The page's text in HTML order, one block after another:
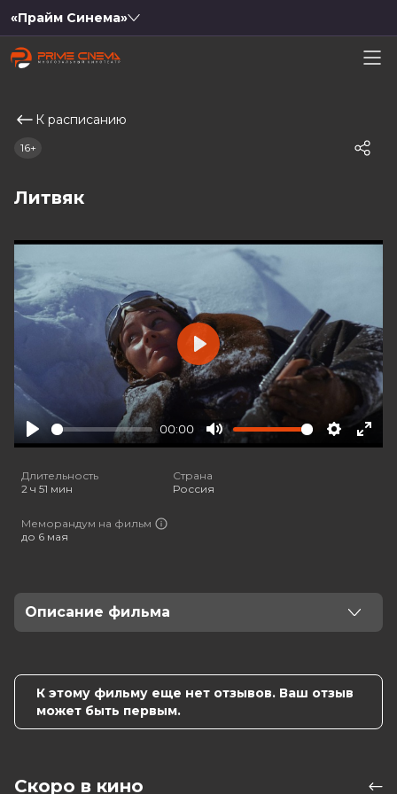
«Прайм Синема»
К расписанию
Литвяк
16+
Play
00:00
Mute Settings
Play
Длительность
2 ч 51 мин
Страна
Россия
Меморандум на фильм
до 6 мая
Описание фильма
сражается в воздушных боях, становится топ-асом.
Влюбляется в пилота Алексея Соломатина. Победы,
потери и чувства закаляют характер, вписав её имя в
историю авиации.
К этому фильму еще нет отзывов. Ваш отзыв
может быть первым.
Скоро в кино